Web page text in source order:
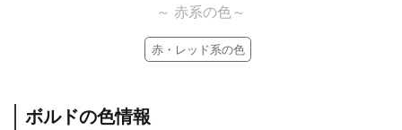
～ 赤系の色～
赤・レッド系の色
ボルドの色情報